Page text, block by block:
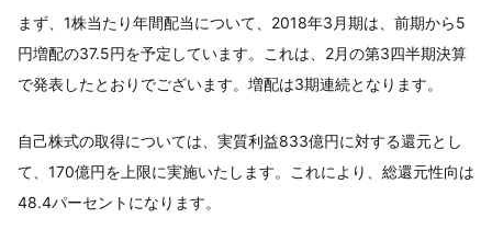
まず、1株当たり年間配当について、2018年3月期は、前期から5
円増配の37.5円を予定しています。これは、2月の第3四半期決算
で発表したとおりでございます。増配は3期連続となります。
自己株式の取得については、実質利益833億円に対する還元とし
て、170億円を上限に実施いたします。これにより、総還元性向は
48.4パーセントになります。